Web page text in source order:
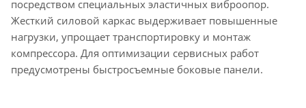
посредством специальных эластичных виброопор.
Жесткий силовой каркас выдерживает повышенные
нагрузки, упрощает транспортировку и монтаж
компрессора. Для оптимизации сервисных работ
предусмотрены быстросъемные боковые панели.